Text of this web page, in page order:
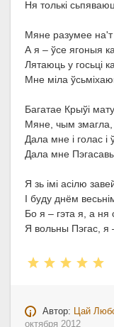
Ня толькі
Мяне разумее на'т
А я – ўсе ягоныя
Лятаюць у госьці
Мне міла
Багатае Крыўі
Мяне, чым
Дала мне і голас і
Дала мне
Я зь імі асілю
І буду днём
Бо я – гэта я, а ня
Я вольны Пэгас, я
Автор: Цай
октября 2012